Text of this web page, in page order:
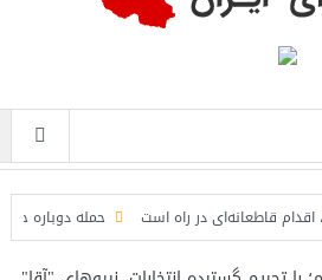
قاطعانه‌ای در راه است حمله دوباره